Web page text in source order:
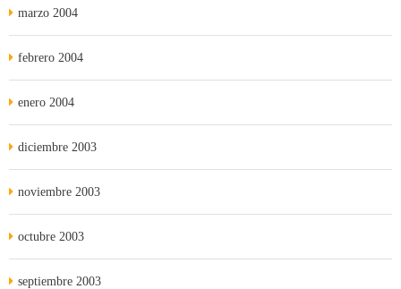
marzo 2004
febrero 2004
enero 2004
diciembre 2003
noviembre 2003
octubre 2003
septiembre 2003